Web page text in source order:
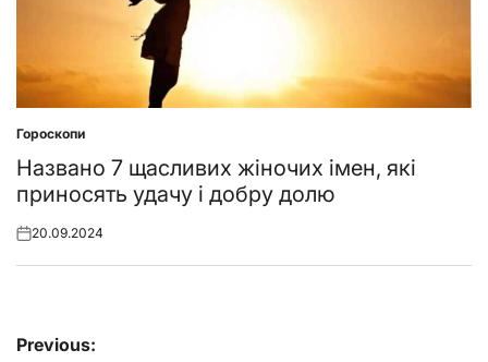
Posted
in
Гороскопи
Названо 7 щасливих жіночих імен, які
приносять удачу і добру долю
Posted
20.09.2024
Навігація
Previous: